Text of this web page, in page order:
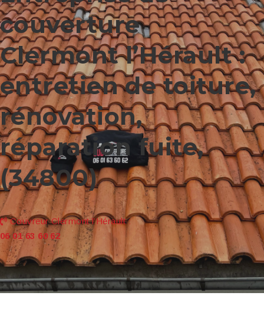
couverture
Clermont l’Hérault :
entretien de toiture,
rénovation,
réparation fuite,
(34800)
Couvreur Clermont l’Hérault :
06 01 63 60 62